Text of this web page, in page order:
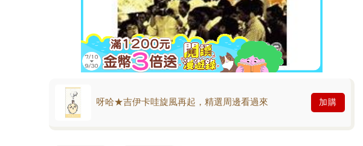
呀哈★吉伊卡哇旋風再起，精選周邊看過來 加購